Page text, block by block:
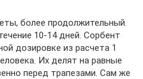
более продолжительный.
10-14 дней. Сорбент
дозировке из расчета 1
Их делят на равные
перед трапезами. Сам же